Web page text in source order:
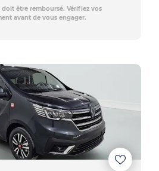
être remboursé. Vérifiez vos
avant de vous engager.